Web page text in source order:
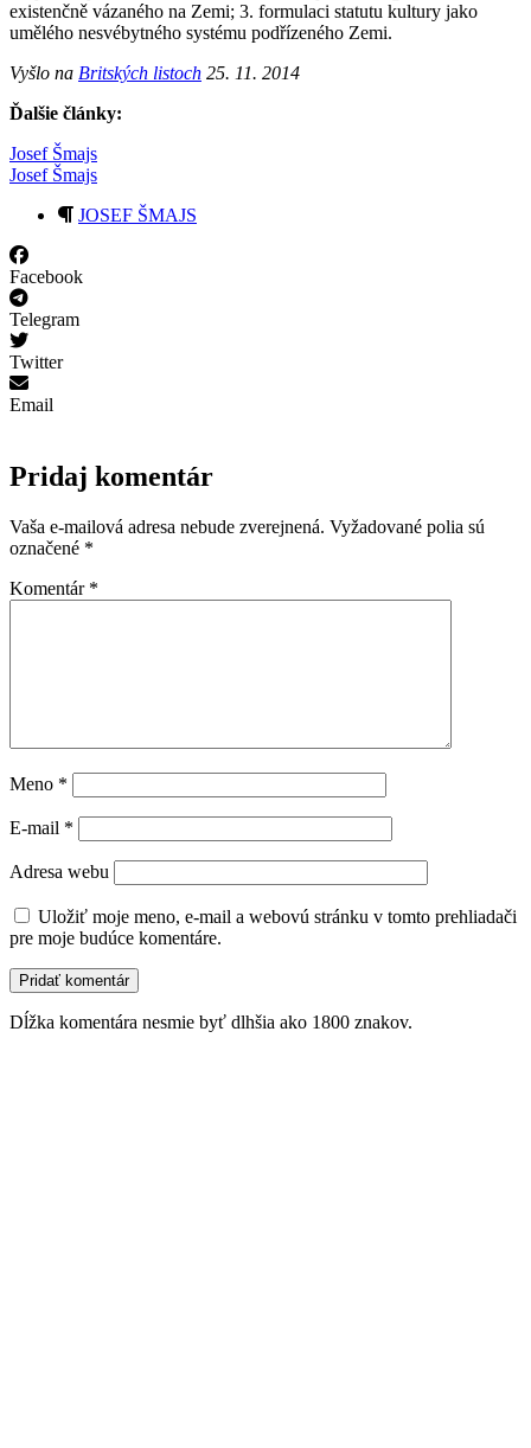
existenčně vázaného na Zemi; 3. formulaci statutu kultury jako
umělého nesvébytného systému podřízeného Zemi.
Vyšlo na Britských listoch 25. 11. 2014
Ďalšie články:
Josef Šmajs
Josef Šmajs
JOSEF ŠMAJS
Facebook
Telegram
Twitter
Email
Pridaj komentár
Vaša e-mailová adresa nebude zverejnená. Vyžadované polia sú
označené *
Komentár *
Meno *
E-mail *
Adresa webu
Uložiť moje meno, e-mail a webovú stránku v tomto prehliadači
pre moje budúce komentáre.
Dĺžka komentára nesmie byť dlhšia ako 1800 znakov.